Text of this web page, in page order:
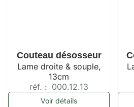
Couteau désosseur
Lame droite & souple,
13cm
réf. : 000.12.13
Voir détails